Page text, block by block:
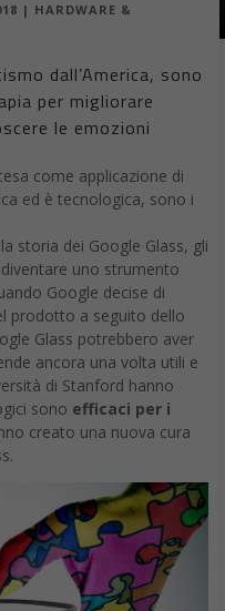
| HARDWARE &
dall’America, sono
per migliorare
le emozioni
come applicazione di
ed è tecnologica, sono i
storia dei Google Glass, gli
uno strumento
Google decise di
prodotto a seguito dello
Glass potrebbero aver
ancora una volta utili e
di Stanford hanno
sono efficaci per i
creato una nuova cura